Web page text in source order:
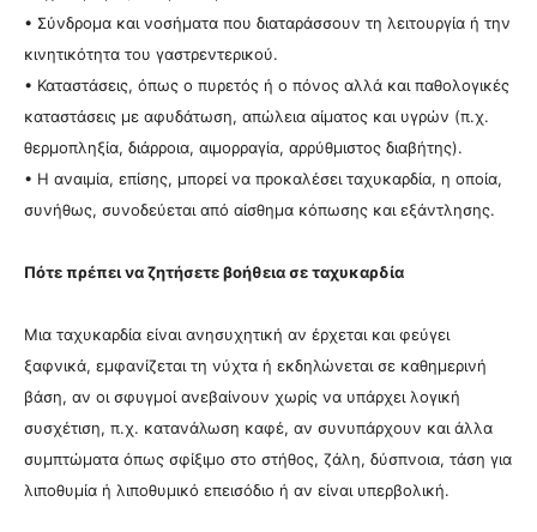
• Σύνδρομα και νοσήματα που διαταράσσουν τη λειτουργία ή την
κινητικότητα του γαστρεντερικού.
• Καταστάσεις, όπως ο πυρετός ή ο πόνος αλλά και παθολογικές
καταστάσεις με αφυδάτωση, απώλεια αίματος και υγρών (π.χ.
θερμοπληξία, διάρροια, αιμορραγία, αρρύθμιστος διαβήτης).
• Η αναιμία, επίσης, μπορεί να προκαλέσει ταχυκαρδία, η οποία,
συνήθως, συνοδεύεται από αίσθημα κόπωσης και εξάντλησης.
Πότε πρέπει να ζητήσετε βοήθεια σε ταχυκαρδία
Μια ταχυκαρδία είναι ανησυχητική αν έρχεται και φεύγει
ξαφνικά, εμφανίζεται τη νύχτα ή εκδηλώνεται σε καθημερινή
βάση, αν οι σφυγμοί ανεβαίνουν χωρίς να υπάρχει λογική
συσχέτιση, π.χ. κατανάλωση καφέ, αν συνυπάρχουν και άλλα
συμπτώματα όπως σφίξιμο στο στήθος, ζάλη, δύσπνοια, τάση για
λιποθυμία ή λιποθυμικό επεισόδιο ή αν είναι υπερβολική.